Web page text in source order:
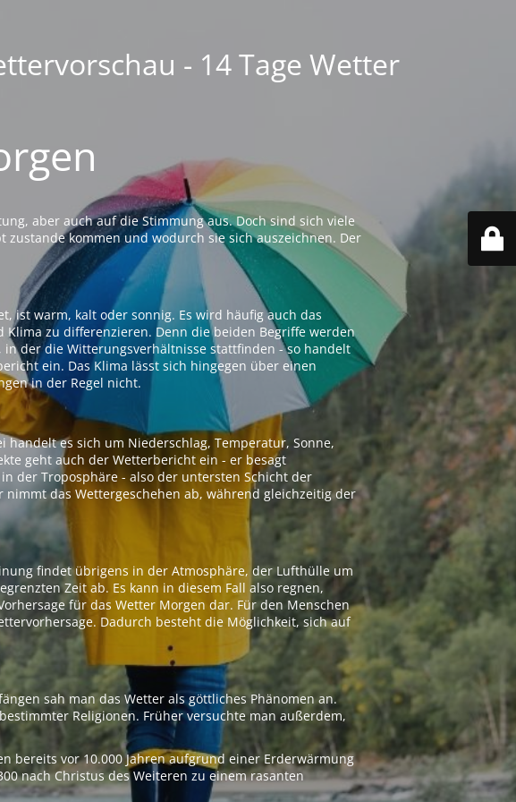
- 14 Tage Wetter
aber auch auf die Stimmung aus. Doch sind sich viele
kommen und wodurch sie sich auszeichnen. Der
ist warm, kalt oder sonnig. Es wird häufig auch das
zu differenzieren. Denn die beiden Begriffe werden
der die Witterungsverhältnisse stattfinden - so handelt
ein. Das Klima lässt sich hingegen über einen
in der Regel nicht.
es sich um Niederschlag, Temperatur, Sonne,
geht auch der Wetterbericht ein - er besagt
der Troposphäre - also der untersten Schicht der
das Wettergeschehen ab, während gleichzeitig der
findet übrigens in der Atmosphäre, der Lufthülle um
Zeit ab. Es kann in diesem Fall also regnen,
für das Wetter Morgen dar. Für den Menschen
Dadurch besteht die Möglichkeit, sich auf
sah man das Wetter als göttliches Phänomen an.
Religionen. Früher versuchte man außerdem,
bereits vor 10.000 Jahren aufgrund einer Erderwärmung
nach Christus des Weiteren zu einem rasanten